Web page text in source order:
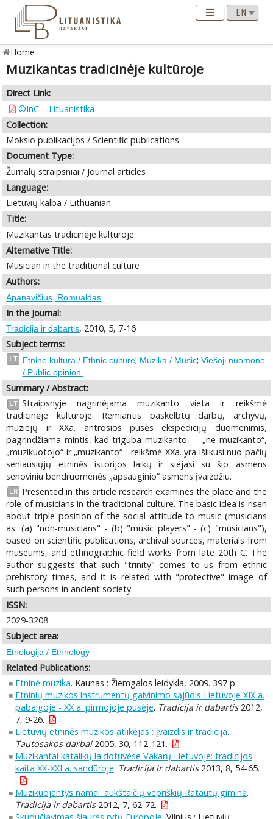
Home
Muzikantas tradicinėje kultūroje
Direct Link:
©InC – Lituanistika
Collection:
Mokslo publikacijos / Scientific publications
Document Type:
Žurnalų straipsniai / Journal articles
Language:
Lietuvių kalba / Lithuanian
Title:
Muzikantas tradicinėje kultūroje
Alternative Title:
Musician in the traditional culture
Authors:
Apanavičius, Romualdas
In the Journal:
Tradicija ir dabartis, 2010, 5, 7-16
Subject terms:
LT Etninė kultūra / Ethnic culture; Muzika / Music; Viešoji nuomonė
/ Public opinion.
Summary / Abstract:
LT Straipsnyje nagrinėjama muzikanto vieta ir reikšmė
tradicinėje kultūroje. Remiantis paskelbtų darbų, archyvų,
muziejų ir XXa. antrosios pusės ekspedicijų duomenimis,
pagrindžiama mintis, kad triguba muzikanto — „ne muzikanto“,
„muzikuotojo“ ir „muzikanto“ - reikšmė XXa. yra išlikusi nuo pačių
seniausiųjų etninės istorijos laikų ir siejasi su šio asmens
senoviniu bendruomenės „apsauginio“ asmens įvaizdžiu.
EN
Presented in this article research examines the place and the
role of musicians in the traditional culture. The basic idea is risen
about triple position of the social attitude to music (musicians
as: (a) "non-musicians" - (b) "music players" - (c) "musicians"),
based on scientific publications, archival sources, materials from
museums, and ethnographic field works from late 20th C. The
author suggests that such "trinity" comes to us from ethnic
prehistory times, and it is related with "protective" image of
such persons in ancient society.
ISSN:
2029-3208
Subject area:
Etnologija / Ethnology
Related Publications:
Etninė muzika. Kaunas : Žiemgalos leidykla, 2009. 397 p.
Etninių muzikos instrumentų gaivinimo sąjūdis Lietuvoje XIX a.
pabaigoje - XX a. pirmojoje pusėje. Tradicija ir dabartis2012,
7, 9-26.
Lietuvių etninės muzikos atlikėjas : įvaizdis ir tradicija.
Tautosakos darbai2005, 30, 112-121.
Muzikantai katalikų laidotuvėse Vakarų Lietuvoje: tradicijos
kaita XX-XXI a. sandūroje. Tradicija ir dabartis2013, 8, 54-65.
Muzikuojantys namai: aukštaičių vepriškių Ratautų giminė.
Tradicija ir dabartis2012, 7, 62-72.